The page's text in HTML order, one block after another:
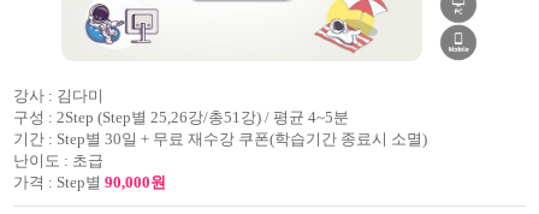
강사 : 김다미
구성 : 2Step (Step별 25,26강/총51강) / 평균 4~5분
기간 : Step별 30일 + 무료 재수강 쿠폰(학습기간 종료시 소멸)
난이도 : 초급
가격 : Step별 90,000원